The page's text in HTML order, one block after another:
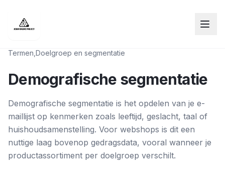
Termen Doelgroep en segmentatie
Demografische segmentatie
Demografische segmentatie is het opdelen van je e-
maillijst op kenmerken zoals leeftijd, geslacht, taal of
huishoudsamenstelling. Voor webshops is dit een
nuttige laag bovenop gedragsdata, vooral wanneer je
productassortiment per doelgroep verschilt.